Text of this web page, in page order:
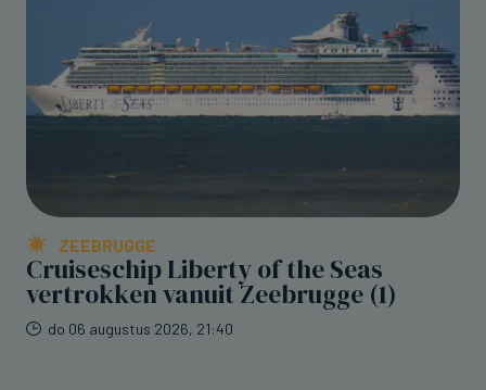
ZEEBRUGGE
Cruiseschip Liberty of the Seas
vertrokken vanuit Zeebrugge (1)
do 06 augustus 2026, 21:40